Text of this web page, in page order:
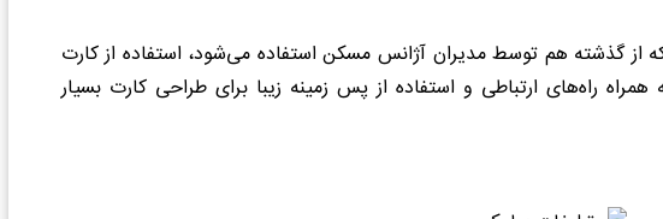
از گذشته هم توسط مدیران آژانس مسکن استفاده می‌شود، استفاده از کارت
راه‌های ارتباطی و استفاده از پس زمینه زیبا برای طراحی کارت بسیار